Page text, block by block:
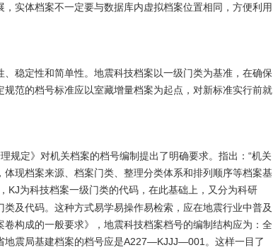
实体档案不一定要与数据库内虚拟档案位置相同，方便利用
稳定性和简单性。地震科技档案以一级门类为基准，在确保
范的档号标准应以室藏增量档案为起点，对新标准实行前就
规定》对机关档案的档号编制提出了明确要求。指出：“机关
现档案来源、档案门类、整理分类体系和排列顺序等档案基
KJ为科技档案一级门类的代码，在此基础上，又分为科研
类及代码。这种方式易学易操作易检索，应在地震行业中普及
构成的一般要求》，地震科技档案档号的编制结构应为：全
震局基建档案的档号应是A227—KJJJ—001。这样一目了